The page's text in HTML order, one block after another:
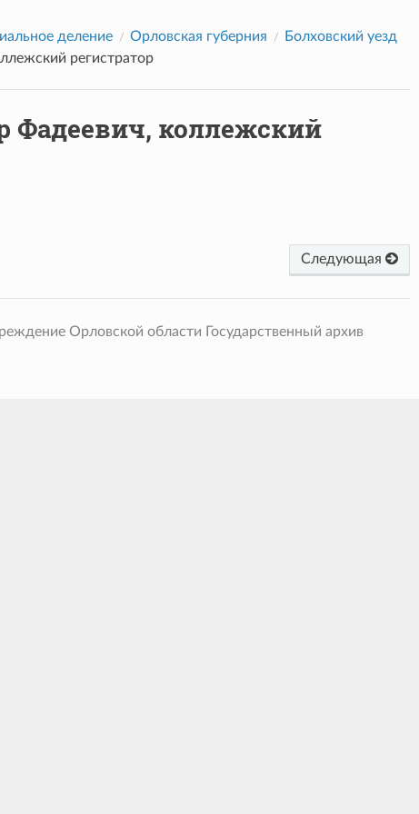
деление Орловская губерния
Болховский уезд
регистратор
Фадеевич, коллежский
Следующая
Орловской области Государственный архив